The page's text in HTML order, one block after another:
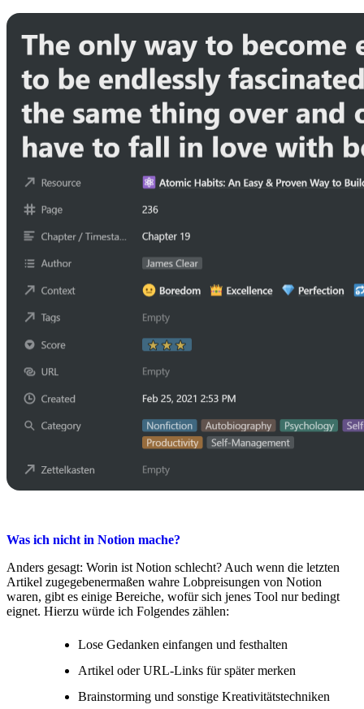
Was ich nicht in Notion mache?
Anders gesagt: Worin ist Notion schlecht? Auch wenn die letzten
Artikel zugegebenermaßen wahre Lobpreisungen von Notion
waren, gibt es einige Bereiche, wofür sich jenes Tool nur bedingt
eignet. Hierzu würde ich Folgendes zählen:
Lose Gedanken einfangen und festhalten
Artikel oder URL-Links für später merken
Brainstorming und sonstige Kreativitätstechniken